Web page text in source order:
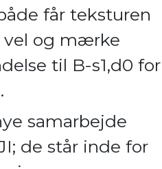
får teksturen
vel og mærke
til B-s1,d0 for
samarbejde
de står inde for